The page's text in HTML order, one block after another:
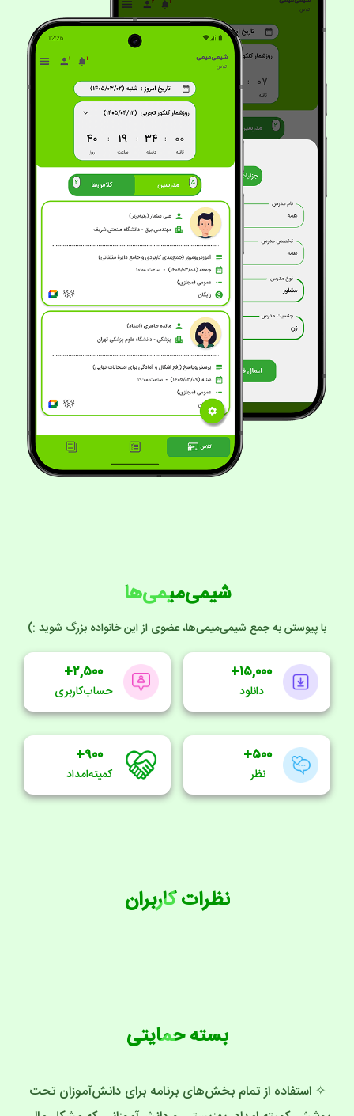
شیمی‌میمی‌ها
با پیوستن به جمع شیمی‌میمی‌ها، عضوی از این خانواده بزرگ شوید :)
۱۵,۰۰۰+
دانلود
۲,۵۰۰+
حساب‌کاربری
۵۰۰+
نظر
۹۰۰+
کمیته‌امداد
نظرات کاربران
بسته حمایتی
✧ استفاده از تمام بخش‌های برنامه برای دانش‌آموزان تحت